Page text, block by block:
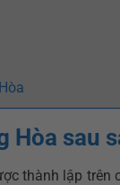
sau
thành lập trên